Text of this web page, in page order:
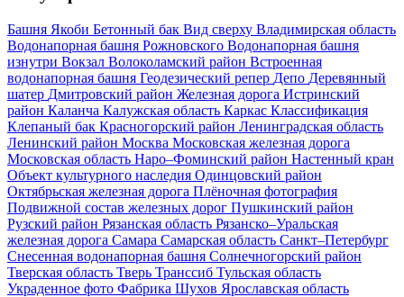
Башня Якоби Бетонный бак Вид сверху Владимирская область
Водонапорная башня Рожновского Водонапорная башня
изнутри Вокзал Волоколамский район Встроенная
водонапорная башня Геодезический репер Депо Деревянный
шатер Дмитровский район Железная дорога Истринский
район Каланча Калужская область Каркас Классификация
Клепаный бак Красногорский район Ленинградская область
Ленинский район Москва Московская железная дорога
Московская область Наро–Фоминский район Настенный кран
Объект культурного наследия Одинцовский район
Октябрьская железная дорога Плёночная фотография
Подвижной состав железных дорог Пушкинский район
Рузский район Рязанская область Рязанско–Уральская
железная дорога Самара Самарская область Санкт–Петербург
Снесенная водонапорная башня Солнечногорский район
Тверская область Тверь Транссиб Тульская область
Украденное фото Фабрика Шухов Ярославская область